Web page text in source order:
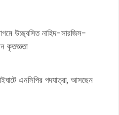
উচ্ছ্বসিত নাহিদ-সারজিস-
কৃতজ্ঞতা
এনসিপির পদযাত্রা, আসছেন